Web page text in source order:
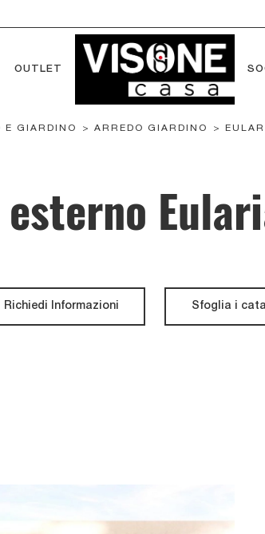
OUTLET
E GIARDINO > ARREDO GIARDINO >
Richiedi Informazioni Sfoglia i